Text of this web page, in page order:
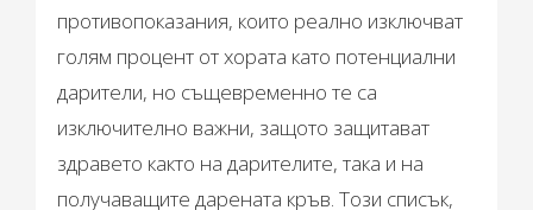
противопоказания, които реално изключват
голям процент от хората като потенциални
дарители, но същевременно те са
изключително важни, защото защитават
здравето както на дарителите, така и на
получаващите дарената кръв. Този списък,